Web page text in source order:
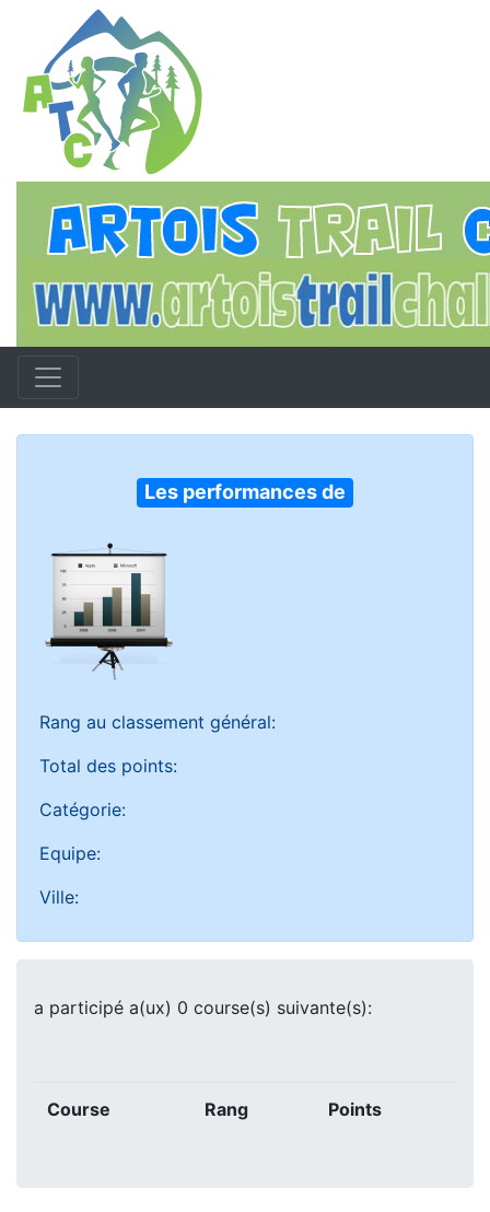
Les performances de
Rang au classement général:
Total des points:
Catégorie:
Equipe:
Ville:
a participé a(ux) 0 course(s) suivante(s):
Course Rang Points